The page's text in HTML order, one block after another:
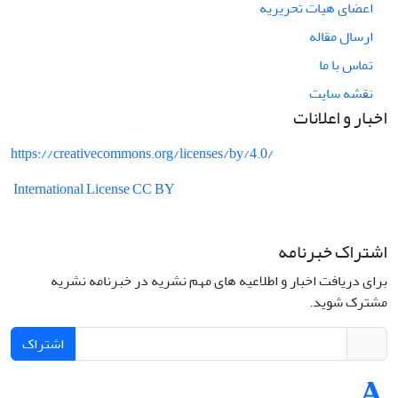
اعضای هیات تحریریه
ارسال مقاله
تماس با ما
نقشه سایت
اخبار و اعلانات
https://creativecommons.org/licenses/by/4.0/
International License CC BY
اشتراک خبرنامه
برای دریافت اخبار و اطلاعیه های مهم نشریه در خبرنامه نشریه
مشترک شوید.
اشتراک